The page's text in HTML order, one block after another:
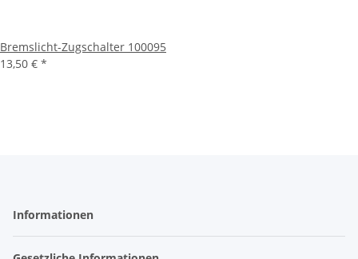
Bremslicht-Zugschalter 100095
13,50 € *
Informationen